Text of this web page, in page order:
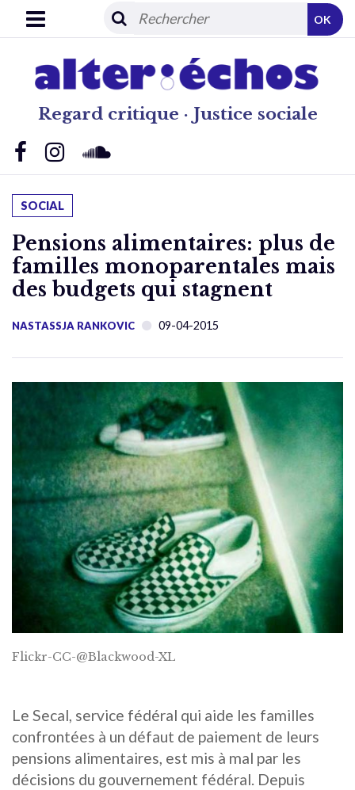
Regard critique · Justice sociale
OK
SOCIAL
Pensions alimentaires: plus de
familles monoparentales mais
des budgets qui stagnent
NASTASSJA RANKOVIC 09-04-2015
Flickr-CC-@Blackwood-XL
Le Secal, service fédéral qui aide les familles
confrontées à un défaut de paiement de leurs
pensions alimentaires, est mis à mal par les
décisions du gouvernement fédéral. Depuis